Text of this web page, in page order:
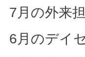
7月の外来
6月のデイ